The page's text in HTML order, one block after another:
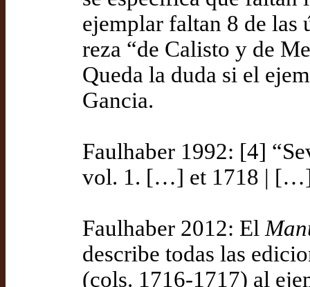
ejemplar faltan 8 de las
reza “de Calisto y de
Queda la duda si el
Gancia.
Faulhaber 1992: [4]
vol. 1. […] et 1718 | […]
Faulhaber 2012: El
describe todas las
(cols. 1716-1717) al